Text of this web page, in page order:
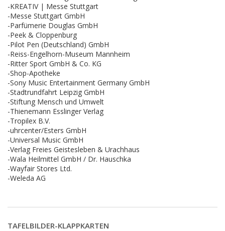
-KREATIV | Messe Stuttgart
-Messe Stuttgart GmbH
-Parfümerie Douglas GmbH
-Peek & Cloppenburg
-Pilot Pen (Deutschland) GmbH
-Reiss-Engelhorn-Museum Mannheim
-Ritter Sport GmbH & Co. KG
-Shop-Apotheke
-Sony Music Entertainment Germany GmbH
-Stadtrundfahrt Leipzig GmbH
-Stiftung Mensch und Umwelt
-Thienemann Esslinger Verlag
-Tropilex B.V.
-uhrcenter/Esters GmbH
-Universal Music GmbH
-Verlag Freies Geistesleben & Urachhaus
-Wala Heilmittel GmbH / Dr. Hauschka
-Wayfair Stores Ltd.
-Weleda AG
TAFELBILDER-KLAPPKARTEN